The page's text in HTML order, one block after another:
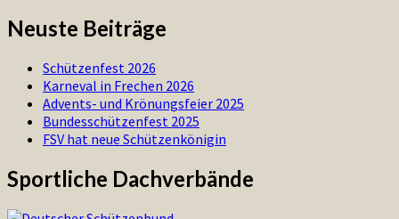
Neuste Beiträge
Schützenfest 2026
Karneval in Frechen 2026
Advents- und Krönungsfeier 2025
Bundesschützenfest 2025
FSV hat neue Schützenkönigin
Sportliche Dachverbände